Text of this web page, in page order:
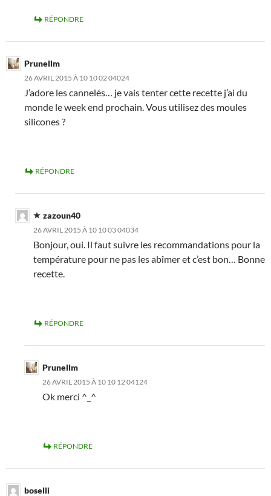
RÉPONDRE
Prunellm
26 AVRIL 2015 À 10 10 02 04024
J’adore les cannelés… je vais tenter cette recette j’ai du
monde le week end prochain. Vous utilisez des moules
silicones ?
RÉPONDRE
zazoun40
26 AVRIL 2015 À 10 10 03 04034
Bonjour, oui. Il faut suivre les recommandations pour la
température pour ne pas les abîmer et c’est bon… Bonne
recette.
RÉPONDRE
Prunellm
26 AVRIL 2015 À 10 10 12 04124
Ok merci ^_^
RÉPONDRE
boselli